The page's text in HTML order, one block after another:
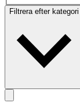
Filtrera efter kategori